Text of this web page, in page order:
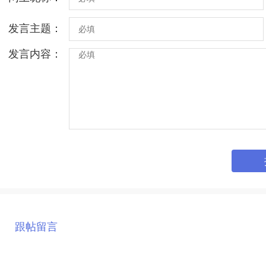
发言主题：
发言内容：
跟帖留言